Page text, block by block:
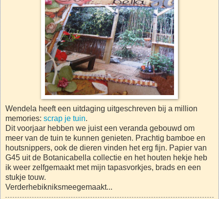
Wendela heeft een uitdaging uitgeschreven bij a million
memories: scrap je tuin.
Dit voorjaar hebben we juist een veranda gebouwd om
meer van de tuin te kunnen genieten. Prachtig bamboe en
houtsnippers, ook de dieren vinden het erg fijn. Papier van
G45 uit de Botanicabella collectie en het houten hekje heb
ik weer zelfgemaakt met mijn tapasvorkjes, brads en een
stukje touw.
Verderhebikniksmeegemaakt...